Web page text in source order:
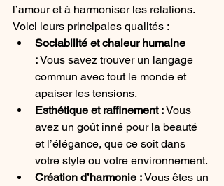
l’amour et à harmoniser les relations.
Voici leurs principales qualités :
Sociabilité et chaleur humaine
: Vous savez trouver un langage
commun avec tout le monde et
apaiser les tensions.
Esthétique et raffinement : Vous
avez un goût inné pour la beauté
et l’élégance, que ce soit dans
votre style ou votre environnement.
Création d’harmonie : Vous êtes un